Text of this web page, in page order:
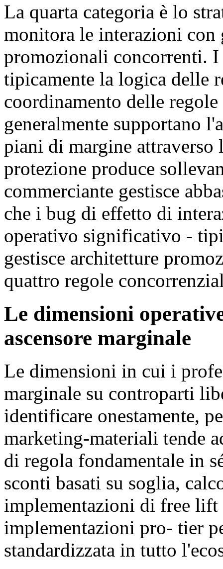
La quarta categoria è lo
monitora le interazioni
promozionali concorrenti.
tipicamente la logica delle
coordinamento delle
generalmente supportano
piani di margine
protezione produce
commerciante gestisce
che i bug di effetto di
operativo significativo -
gestisce architetture
quattro regole
Le dimensioni
ascensore marginale
Le dimensioni in cui i
marginale su controparti
identificare onestamente,
marketing-materiali tende
di regola fondamentale in
sconti basati su soglia,
implementazioni di free lift
implementazioni pro- tier
standardizzata in tutto